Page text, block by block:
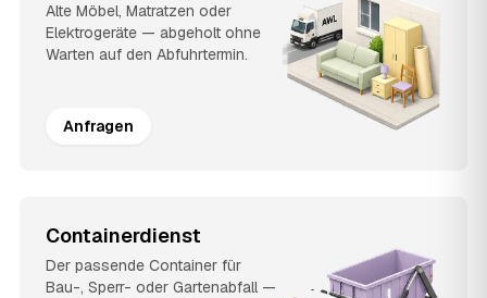
Alte Möbel, Matratzen oder
Elektrogeräte — abgeholt ohne
Warten auf den Abfuhrtermin.
Anfragen
Containerdienst
Der passende Container für
Bau-, Sperr- oder Gartenabfall —